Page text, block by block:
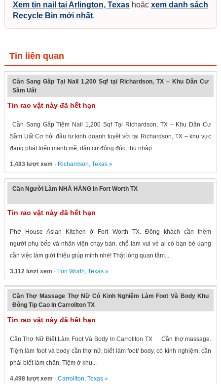
Xem tin nail tại Arlington, Texashoặc xem danh sách
Recycle Bin mới nhất.
Tin liên quan
Cần Sang Gấp Tại Nail 1,200 Sqf tại Richardson, TX – Khu Dân Cư
Sầm Uất
Tin rao vặt này đã hết hạn
Cần Sang Gấp Tiệm Nail 1,200 Sqf Tại Richardson, TX – Khu Dân Cư
Sầm Uất Cơ hội đầu tư kinh doanh tuyệt vời tại Richardson, TX – khu vực
đang phát triển mạnh mẽ, dân cư đông đúc, thu nhập...
1,483 lượt xem · Richardson, Texas»
Cần Người Làm NHÀ HÀNG In Fort Worth TX
Tin rao vặt này đã hết hạn
Phở House Asian Kitchen ở Fort Worth TX. Đông khách cần thêm
người phụ bếp và nhân viện chạy bàn. chỗ làm vui vẻ ai có bạn bè đang
cần việc làm giới thiệu giúp mình nhé! Thật lòng quan tâm...
3,112 lượt xem · Fort Worth, Texas»
Cần Thợ Massage Thợ Nữ Có Kinh Nghiệm Làm Foot Và Body Khu
Đông Tip Cao In Carrollton TX
Tin rao vặt này đã hết hạn
Cần Thợ Nữ Biết Làm Foot Và Body In Carrollton TX Cần thợ massage.
Tiệm làm foot và body cần thợ nữ, biết làm foot/ body, có kinh nghiệm, cần
phải biết làm chân. Tiệm ở khu...
4,498 lượt xem · Carrollton, Texas»